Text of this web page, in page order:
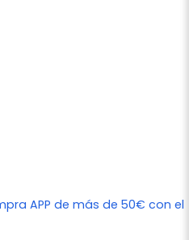
APP de más de 50€ con el